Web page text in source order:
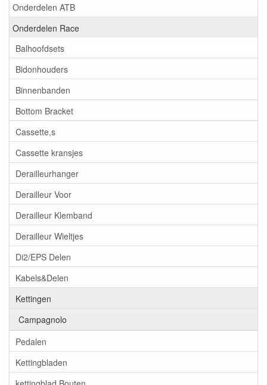
Onderdelen ATB
Onderdelen Race
Balhoofdsets
Bidonhouders
Binnenbanden
Bottom Bracket
Cassette,s
Cassette kransjes
Derailleurhanger
Derailleur Voor
Derailleur Klemband
Derailleur Wieltjes
Di2/EPS Delen
Kabels&Delen
Kettingen
Campagnolo
Pedalen
Kettingbladen